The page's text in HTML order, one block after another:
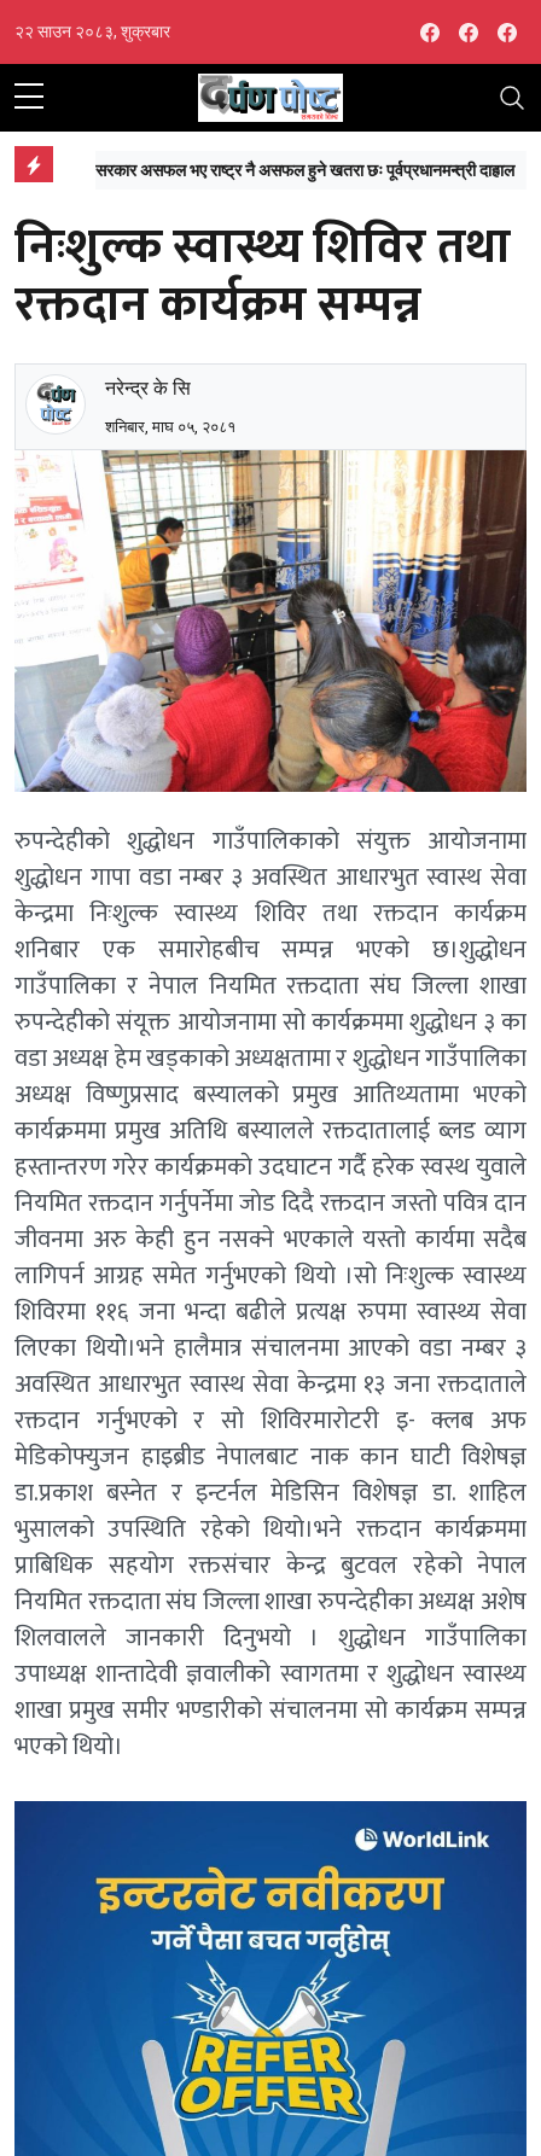
२२ साउन २०८३, शुक्रबार Facebook
दाहाल नेपालका पाँच खेलाडी ३२ औं विश्व चिल्ड्रेन्स बेसबलमा सहभागी हुने
निःशुल्क स्वास्थ्य शिविर तथा
रक्तदान कार्यक्रम सम्पन्न
नरेन्द्र के सि
शनिबार, माघ ०५, २०८१
रुपन्देहीको शुद्धोधन गाउँपालिकाको संयुक्त आयोजनामा
शुद्धोधन गापा वडा नम्बर ३ अवस्थित आधारभुत स्वास्थ सेवा
केन्द्रमा निःशुल्क स्वास्थ्य शिविर तथा रक्तदान कार्यक्रम
शनिबार एक समारोहबीच सम्पन्न भएको छ।शुद्धोधन
गाउँपालिका र नेपाल नियमित रक्तदाता संघ जिल्ला शाखा
रुपन्देहीको संयूक्त आयोजनामा सो कार्यक्रममा शुद्धोधन ३ का
वडा अध्यक्ष हेम खड्काको अध्यक्षतामा र शुद्धोधन गाउँपालिका
अध्यक्ष विष्णुप्रसाद बस्यालको प्रमुख आतिथ्यतामा भएको
कार्यक्रममा प्रमुख अतिथि बस्यालले रक्तदातालाई ब्लड व्याग
हस्तान्तरण गरेर कार्यक्रमकाे उदघाटन गर्दै हरेक स्वस्थ युवाले
नियमित रक्तदान गर्नुपर्नेमा जाेड दिदै रक्तदान जस्तो पवित्र दान
जीवनमा अरु केही हुन नसक्ने भएकाले यस्तो कार्यमा सदैब
लागिपर्न आग्रह समेत गर्नुभएको थियाे ।सो निःशुल्क स्वास्थ्य
शिविरमा ११६ जना भन्दा बढीले प्रत्यक्ष रुपमा स्वास्थ्य सेवा
लिएका थियोे।भने हालैमात्र संचालनमा आएको वडा नम्बर ३
अवस्थित आधारभुत स्वास्थ सेवा केन्द्रमा १३ जना रक्तदाताले
रक्तदान गर्नुभएको र सो शिविरमारोटरी इ- क्लब अफ
मेडिकोफ्युजन हाइब्रीड नेपालबाट नाक कान घाटी विशेषज्ञ
डा.प्रकाश बस्नेत र इन्टर्नल मेडिसिन विशेषज्ञ डा. शाहिल
भुसालको उपस्थिति रहेको थियो।भने रक्तदान कार्यक्रममा
प्राबिधिक सहयोग रक्तसंचार केन्द्र बुटवल रहेको नेपाल
नियमित रक्तदाता संघ जिल्ला शाखा रुपन्देहीका अध्यक्ष अशेष
शिलवालले जानकारी दिनुभयो । शुद्धोधन गाउँपालिका
उपाध्यक्ष शान्तादेवी ज्ञवालीको स्वागतमा र शुद्धोधन स्वास्थ्य
शाखा प्रमुख समीर भण्डारीको संचालनमा सो कार्यक्रम सम्पन्न
भएको थियो।